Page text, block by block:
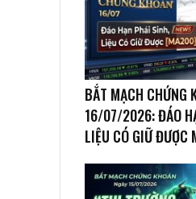
BẮT MẠCH CHỨNG
16/07/2026: ĐÁO
LIỆU CÓ GIỮ ĐƯỢC